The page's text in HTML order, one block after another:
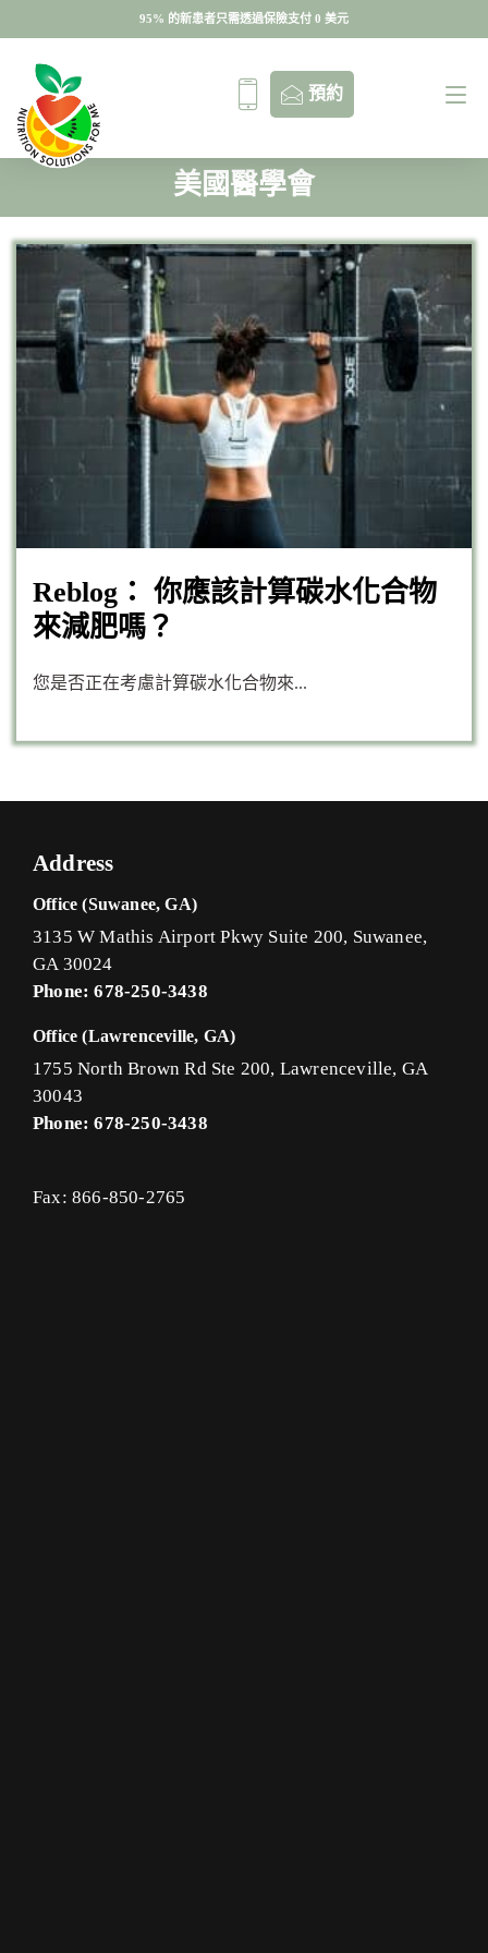
95% 的新患者只需透過保險支付 0 美元
95% 的新患者只需透過保險支付 0 美元
預約
美國醫學會
Reblog： 你應該計算碳水化合物
來減肥嗎？
您是否正在考慮計算碳水化合物來...
Address
Office (Suwanee, GA)
3135 W Mathis Airport Pkwy Suite 200, Suwanee,
GA 30024
Phone: 678-250-3438
Office (Lawrenceville, GA)
1755 North Brown Rd Ste 200, Lawrenceville, GA
30043
Phone: 678-250-3438
Fax: 866-850-2765